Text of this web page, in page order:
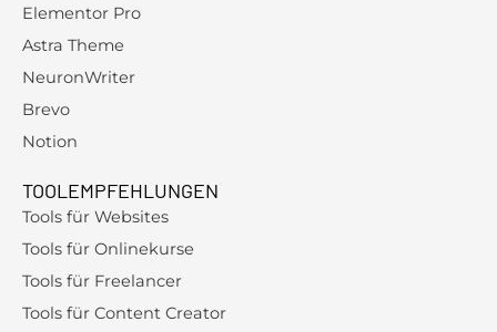
Elementor Pro
Astra Theme
NeuronWriter
Brevo
Notion
TOOLEMPFEHLUNGEN
Tools für Websites
Tools für Onlinekurse
Tools für Freelancer
Tools für Content Creator